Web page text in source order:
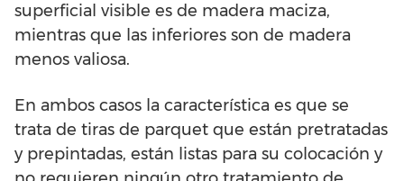
superficial visible es de madera maciza,
mientras que las inferiores son de madera
menos valiosa.
En ambos casos la característica es que se
trata de tiras de parquet que están pretratadas
y prepintadas, están listas para su colocación y